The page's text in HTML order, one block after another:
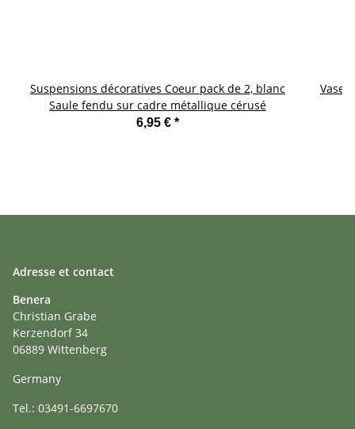
Suspensions décoratives Coeur pack de 2, blanc
Saule fendu sur cadre métallique cérusé
6,95 € *
Vase
Adresse et contact
Benera
Christian Grabe
Kerzendorf 34
06889 Wittenberg
Germany
Tel.: 03491-6697670